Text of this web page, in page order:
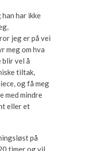
han har ikke
jeg er på vei
meg om hva
blir vel å
tiltak,
og få meg
med mindre
eller et
på
timer og vil